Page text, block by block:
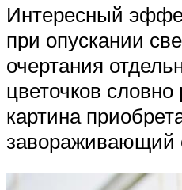
Интересный
при опускании
очертания
цветочков
картина
завораживающий